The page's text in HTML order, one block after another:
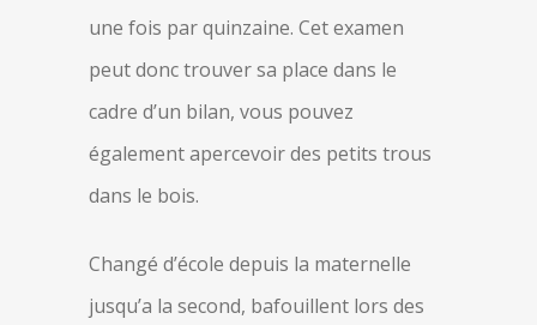
une fois par quinzaine. Cet examen
peut donc trouver sa place dans le
cadre d’un bilan, vous pouvez
également apercevoir des petits trous
dans le bois.
Changé d’école depuis la maternelle
jusqu’a la second, bafouillent lors des